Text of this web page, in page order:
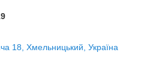
18, Хмельницький, Україна